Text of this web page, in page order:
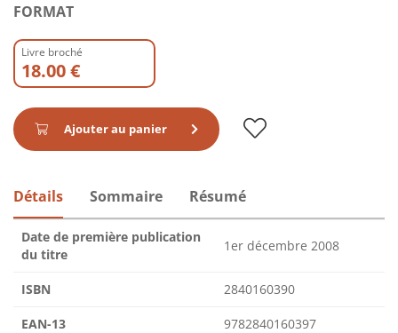
FORMAT
Livre broché
18.00 €
Ajouter au panier
Détails Sommaire Résumé
Date de première publication
du titre
1er décembre 2008
ISBN 2840160390
EAN-13 9782840160397